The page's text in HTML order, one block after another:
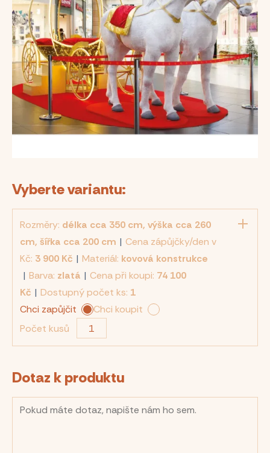
Vyberte variantu:
Rozměry: délka cca 350 cm, výška cca 260
cm, šířka cca 200 cm | Cena zápůjčky/den v
Kč: 3 900 Kč | Materiál: kovová konstrukce
| Barva: zlatá | Cena při koupi: 74 100
Kč | Dostupný počet ks: 1
Chci zapůjčit
Chci koupit
Počet kusů
Dotaz k produktu